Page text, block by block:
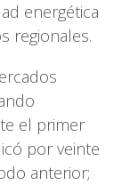
energética
regionales.
el primer
por veinte
anterior;